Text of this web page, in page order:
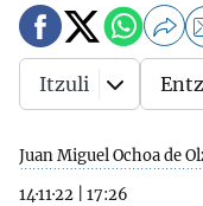
Juan Miguel Ochoa de
14·11·22
17:26
Itzuli